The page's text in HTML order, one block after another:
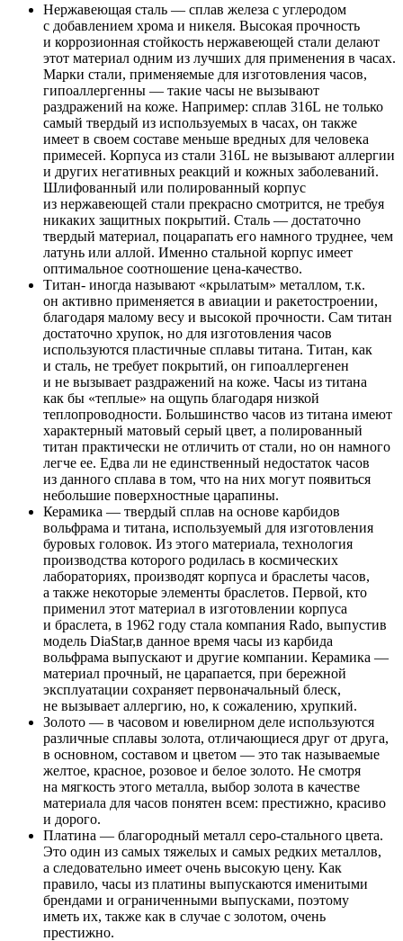
Нержавеющая сталь — сплав железа с углеродом
с добавлением хрома и никеля. Высокая прочность
и коррозионная стойкость нержавеющей стали делают
этот материал одним из лучших для применения в часах.
Марки стали, применяемые для изготовления часов,
гипоаллергенны — такие часы не вызывают
раздражений на коже. Например: сплав 316L не только
самый твердый из используемых в часах, он также
имеет в своем составе меньше вредных для человека
примесей. Корпуса из стали 316L не вызывают аллергии
и других негативных реакций и кожных заболеваний.
Шлифованный или полированный корпус
из нержавеющей стали прекрасно смотрится, не требуя
никаких защитных покрытий. Сталь — достаточно
твердый материал, поцарапать его намного труднее, чем
латунь или аллой. Именно стальной корпус имеет
оптимальное соотношение цена-качество.
Титан- иногда называют «крылатым» металлом, т.к.
он активно применяется в авиации и ракетостроении,
благодаря малому весу и высокой прочности. Сам титан
достаточно хрупок, но для изготовления часов
используются пластичные сплавы титана. Титан, как
и сталь, не требует покрытий, он гипоаллергенен
и не вызывает раздражений на коже. Часы из титана
как бы «теплые» на ощупь благодаря низкой
теплопроводности. Большинство часов из титана имеют
характерный матовый серый цвет, а полированный
титан практически не отличить от стали, но он намного
легче ее. Едва ли не единственный недостаток часов
из данного сплава в том, что на них могут появиться
небольшие поверхностные царапины.
Керамика — твердый сплав на основе карбидов
вольфрама и титана, используемый для изготовления
буровых головок. Из этого материала, технология
производства которого родилась в космических
лабораториях, производят корпуса и браслеты часов,
а также некоторые элементы браслетов. Первой, кто
применил этот материал в изготовлении корпуса
и браслета, в 1962 году стала компания Rado, выпустив
модель DiaStar,в данное время часы из карбида
вольфрама выпускают и другие компании. Керамика —
материал прочный, не царапается, при бережной
эксплуатации сохраняет первоначальный блеск,
не вызывает аллергию, но, к сожалению, хрупкий.
Золото — в часовом и ювелирном деле используются
различные сплавы золота, отличающиеся друг от друга,
в основном, составом и цветом — это так называемые
желтое, красное, розовое и белое золото. Не смотря
на мягкость этого металла, выбор золота в качестве
материала для часов понятен всем: престижно, красиво
и дорого.
Платина — благородный металл серо-стального цвета.
Это один из самых тяжелых и самых редких металлов,
а следовательно имеет очень высокую цену. Как
правило, часы из платины выпускаются именитыми
брендами и ограниченными выпусками, поэтому
иметь их, также как в случае с золотом, очень
престижно.